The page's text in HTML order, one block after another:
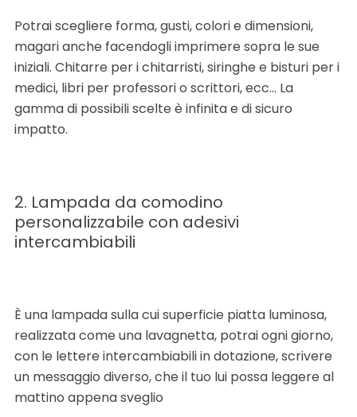
Potrai scegliere forma, gusti, colori e dimensioni,
magari anche facendogli imprimere sopra le sue
iniziali. Chitarre per i chitarristi, siringhe e bisturi per i
medici, libri per professori o scrittori, ecc… La
gamma di possibili scelte è infinita e di sicuro
impatto.
2. Lampada da comodino
personalizzabile con adesivi
intercambiabili
È una lampada sulla cui superficie piatta luminosa,
realizzata come una lavagnetta, potrai ogni giorno,
con le lettere intercambiabili in dotazione, scrivere
un messaggio diverso, che il tuo lui possa leggere al
mattino appena sveglio